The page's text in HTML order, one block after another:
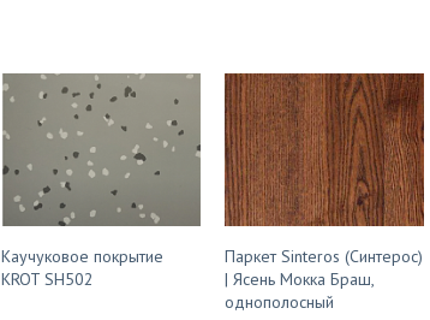
Каучуковое покрытие
KROT SH502
Паркет Sinteros (Синтерос)
| Ясень Мокка Браш,
однополосный